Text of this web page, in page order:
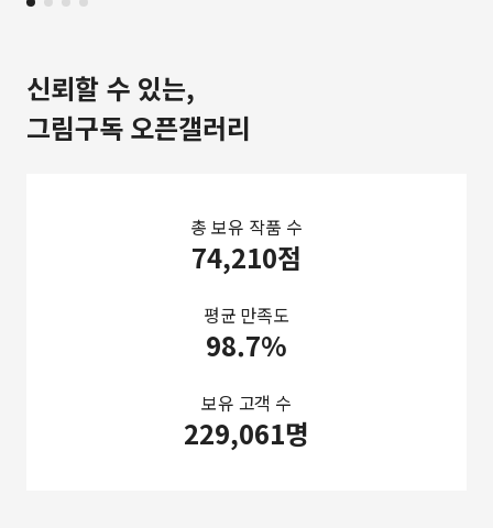
신뢰할 수 있는,
그림구독 오픈갤러리
총 보유 작품 수
74,210점
평균 만족도
98.7%
보유 고객 수
229,061명